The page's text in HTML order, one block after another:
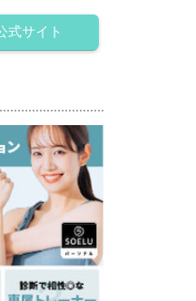
式サイト